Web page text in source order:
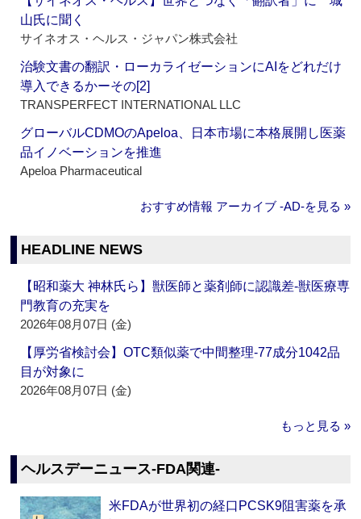
山氏に聞く
サイネオス・ヘルス・ジャパン株式会社
治験文書の翻訳・ローカライゼーションにAIをどれだけ
導入できるかーその[2]
TRANSPERFECT INTERNATIONAL LLC
グローバルCDMOのApeloa、日本市場に本格展開し医薬
品イノベーションを推進
Apeloa Pharmaceutical
おすすめ情報 アーカイブ ‐AD‐を見る »
HEADLINE NEWS
【昭和薬大 神林氏ら】獣医師と薬剤師に認識差‐獣医療専
門教育の充実を
2026年08月07日 (金)
【厚労省検討会】OTC類似薬で中間整理‐77成分1042品
目が対象に
2026年08月07日 (金)
もっと見る »
ヘルスデーニュース‐FDA関連‐
米FDAが世界初の経口PCSK9阻害薬を承